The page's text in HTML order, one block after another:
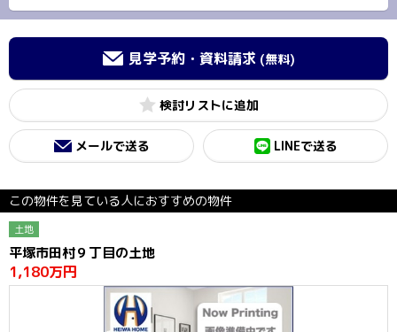
見学予約・資料請求 (無料)
検討リスト
メールで送る LINEで送る
この物件を見ている人におすすめの物件
土地
平塚市田村９丁目の土地
1,180万円